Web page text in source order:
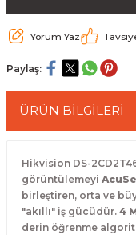
Yorum Yaz
Paylaş:
ÜRÜN BİLGİLERİ
Hikvision DS-
görüntülemeyi
birleştiren, orta ve
"akıllı" iş gücüdür. 4
derin öğrenme